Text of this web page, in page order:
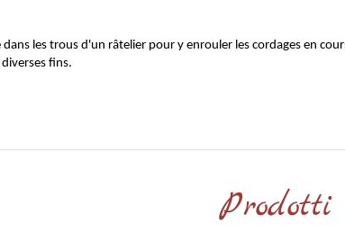
dans les trous d'un râtelier pour y enrouler les cordages en
fins.